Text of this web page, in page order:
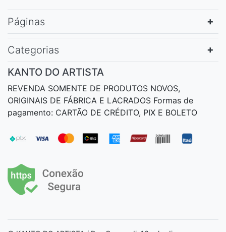
Páginas
Categorias
KANTO DO ARTISTA
REVENDA SOMENTE DE PRODUTOS NOVOS,
ORIGINAIS DE FÁBRICA E LACRADOS Formas de
pagamento: CARTÃO DE CRÉDITO, PIX E BOLETO